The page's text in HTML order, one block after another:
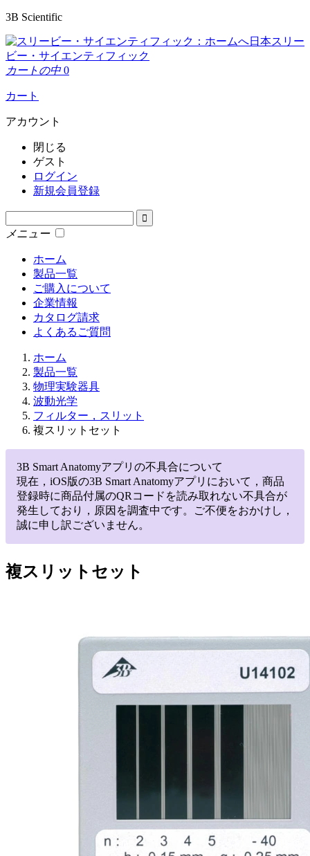
3B Scientific
日本スリー
ビー・サイエンティフィック
カートの中 0
カート
アカウント
閉じる
ゲスト
ログイン
新規会員登録
メニュー
ホーム
製品一覧
ご購入について
企業情報
カタログ請求
よくあるご質問
ホーム
製品一覧
物理実験器具
波動光学
フィルター，スリット
複スリットセット
3B Smart Anatomyアプリの不具合について
現在，iOS版の3B Smart Anatomyアプリにおいて，商品
登録時に商品付属のQRコードを読み取れない不具合が
発生しており，原因を調査中です。ご不便をおかけし，
誠に申し訳ございません。
複スリットセット